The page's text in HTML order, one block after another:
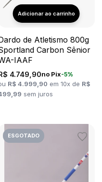
de Atletismo 800g
Carbon Sênior
IAAF
4.749,90no Pix-5%
R$ 4.999,90 em 10x de R$
sem juros
ESGOTADO